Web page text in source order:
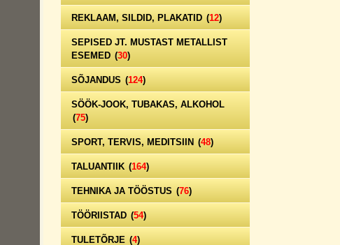
REKLAAM, SILDID, PLAKATID (12)
SEPISED JT. MUSTAST METALLIST
ESEMED (30)
SÕJANDUS (124)
SÖÖK-JOOK, TUBAKAS, ALKOHOL
(75)
SPORT, TERVIS, MEDITSIIN (48)
TALUANTIIK (164)
TEHNIKA JA TÖÖSTUS (76)
TÖÖRIISTAD (54)
TULETÕRJE (4)